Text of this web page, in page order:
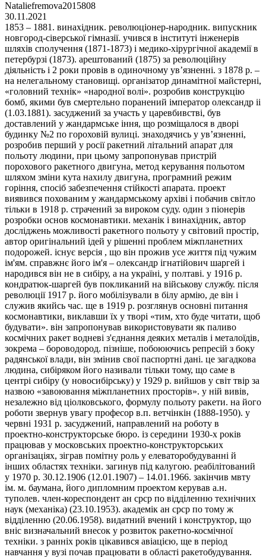
Nataliefremova2015808
30.11.2021
1853 – 1881. винахідник. революціонер-народник. випускник
новгород-сіверської гімназії. учився в інституті інженерів
шляхів сполучення (1871-1873) і медико-хірургічної академії в
петербурзі (1873). арештований (1875) за революційну
діяльність і 2 роки провів в одиночному ув’язненні. з 1878 р. –
на нелегальному становищі. організатор динамітної майстерні,
«головний технік» «народної волі». розробив конструкцію
бомб, якими був смертельно поранений імператор олександр ii
(1.03.1881). засуджений за участь у царевбивстві, був
доставлений у жандармське іння, що розміщалося в дворі
будинку №2 по гороховій вулиці. знаходячись у ув’язненні,
розробив перший у росії ракетний літальний апарат для
польоту людини, при цьому запропонував пристрій
порохового ракетного двигуна, метод керування польотом
шляхом зміни кута нахилу двигуна, програмний режим
горіння, спосіб забезпечення стійкості апарата. проект
виявився похованим у жандармському архіві і побачив світло
тільки в 1918 р. страчений за вироком суду. один з піонерів
розробки основ космонавтики. механік і винахідник, автор
досліджень можливості ракетного польоту у світовий простір,
автор оригінальний ідей у рішенні проблем міжпланетних
подорожей. існує версія , що він прожив усе життя під чужим
ім'ям. справжнє його ім'я – олександр ігнатійович шаргей і
народився він не в сибіру, а на україні, у полтаві. у 1916 р.
кондратюк-шаргей був покликаний на військову службу. після
революції 1917 р. його мобілізували в білу армію, де він і
служив якийсь час. ще в 1919 р. розглянув основні питання
космонавтики, виклавши їх у творі «тим, хто буде читати, щоб
будувати». він запропонував використовувати як паливо
космічних ракет водневі з'єднання деяких металів і металоїдів,
зокрема – бороводород. пізніше, побоюючись репресій з боку
радянської влади, він змінив свої паспортні дані. це загадкова
людина, сибіряком його називали тільки тому, що саме в
центрі сибіру (у новосибірську) у 1929 р. вийшов у світ твір за
назвою «завоювання міжпланетних просторів». у ній вивів,
незалежно від ціолковського, формулу польоту ракети. на його
роботи звернув увагу професор в.п. ветчінкін (1888-1950). у
червні 1931 р. засуджений, направлений на роботу в
проектно-конструкторське бюро. із середини 1930-х років
працював у московських проектно-конструкторських
організаціях, зіграв помітну роль у елеваторобудуванні й
інших областях техніки. загинув під калугою. реабілітований
у 1970 р. 30.12.1906 (12.01.1907) – 14.01.1966. закінчив мвту
ім. м. баумана, його дипломним проектом керував а.н.
туполев. член-кореспондент ан срср по відділенню технічних
наук (механіка) (23.10.1953). академік ан срср по тому ж
відділенню (20.06.1958). видатний вчений і конструктор, що
вніс визначальний внесок у розвиток ракетно-космічної
техніки. з ранніх років цікавився авіацією, ще в період
навчання у вузі почав працювати в області ракетобудування.